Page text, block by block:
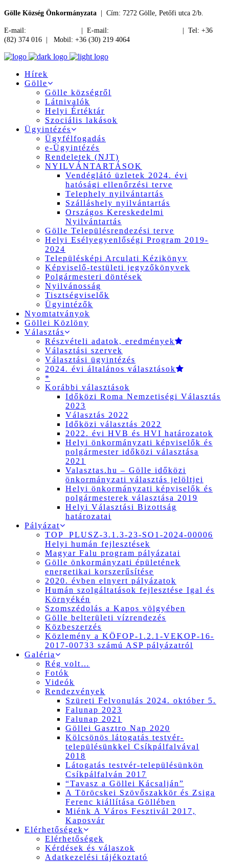
Gölle Község Önkormányzata | Cím: 7272 Gölle, Petőfi utca 2/b.
E-mail: | E-mail:
| Tel: +36
(82) 374 016 | Mobil: +36 (30) 219 4064
Hírek
Gölle
Gölle községről
Látnivalók
Helyi Értéktár
Szociális lakások
Ügyintézés
Ügyfélfogadás
e-Ügyintézés
Rendeletek (NJT)
NYILVÁNTARTÁSOK
Vendéglátó üzletek 2024. évi
hatósági ellenőrzési terve
Telephely nyilvántartás
Szálláshely nyilvántartás
Országos Kereskedelmi
Nyilvántartás
Gölle Településrendezési terve
Helyi Esélyegyenlőségi Program 2019-
2024
Településképi Arculati Kézikönyv
Képviselő-testületi jegyzőkönyvek
Polgármesteri döntések
Nyilvánosság
Tisztségviselők
Ügyintézők
Nyomtatványok
Göllei Közlöny
Választás
Részvételi adatok, eredmények
Választási szervek
Választási ügyintézés
2024. évi általános választások
*
Korábbi választások
Időközi Roma Nemzetiségi Választás
2023
Választás 2022
Időközi választás 2022
2022. évi HVB és HVI határozatok
Helyi önkormányzati képviselők és
polgármester időközi választása
2021
Valasztas.hu – Gölle időközi
önkormányzati választás jelöltjei
Helyi önkormányzati képviselők és
polgármesterek választása 2019
Helyi Választási Bizottság
határozatai
Pályázat
TOP_PLUSZ-3.1.3-23-SO1-2024-00006
Helyi humán fejlesztések
Magyar Falu program pályázatai
Gölle önkormányzati épületének
energetikai korszerűsítése
2020. évben elnyert pályázatok
Humán szolgáltatások fejlesztése Igal és
Környékén
Szomszédolás a Kapos völgyében
Gölle belterületi vízrendezés
Közbeszerzés
Közlemény a KÖFOP-1.2.1-VEKOP-16-
2017-00733 számú ASP pályázatról
Galéria
Rég volt…
Fotók
Videók
Rendezvények
Szüreti Felvonulás 2024. október 5.
Falunap 2023
Falunap 2021
Göllei Gasztro Nap 2020
Kölcsönös látogatás testvér-
településünkkel Csíkpálfalvával
2018
Látogatás testvér-településünkön
Csíkpálfalván 2017
“Tavasz a Göllei Kácsalján”
A Töröcskei Szövőszakkör és Zsiga
Ferenc kiállítása Göllében
Miénk A Város Fesztivál 2017,
Kaposvár
Elérhetőségek
Elérhetőségek
Kérdések és válaszok
Adatkezelési tájékoztató